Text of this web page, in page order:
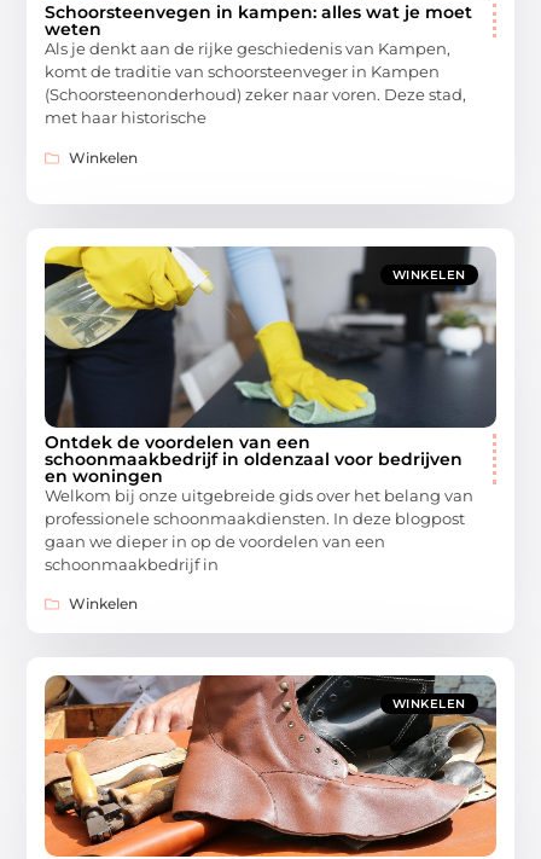
Schoorsteenvegen in kampen: alles wat je moet
weten
Als je denkt aan de rijke geschiedenis van Kampen,
komt de traditie van schoorsteenveger in Kampen
(Schoorsteenonderhoud) zeker naar voren. Deze stad,
met haar historische
Winkelen
WINKELEN
Ontdek de voordelen van een
schoonmaakbedrijf in oldenzaal voor bedrijven
en woningen
Welkom bij onze uitgebreide gids over het belang van
professionele schoonmaakdiensten. In deze blogpost
gaan we dieper in op de voordelen van een
schoonmaakbedrijf in
Winkelen
WINKELEN